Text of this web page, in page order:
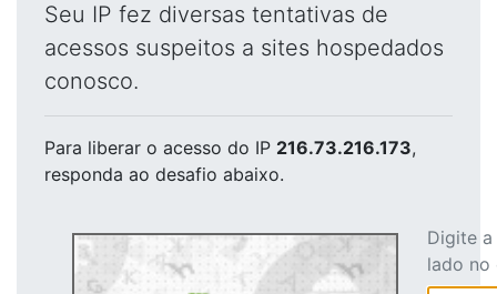
Seu IP fez diversas tentativas de
acessos suspeitos a sites hospedados
conosco.
Para liberar o acesso do IP 216.73.216.173,
responda ao desafio abaixo.
Digite
lado no